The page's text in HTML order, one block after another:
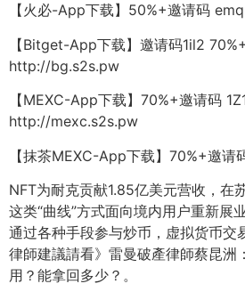
【火必-App下载】50%+邀请码
【Bitget-App下载】邀请码1il2
http://bg.s2s.pw
【MEXC-App下载】70%+邀请码
http://mexc.s2s.pw
【抹茶MEXC-App下载】70%+邀请
NFT为耐克贡献1.85亿美元营收，在
这类“曲线”方式面向境内用户重新展
通过各种手段参与炒币，虚拟货币交
律師建議請看》雷曼破產律師蔡昆洲
用？能拿回多少？。